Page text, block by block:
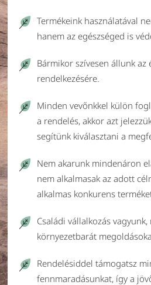
Termékeink használatával
hanem az egészséged is
Bármikor szívesen állunk az
rendelkezésére.
Minden vevőnkkel külön
a rendelés, akkor azt
segítünk kiválasztani a
Nem akarunk mindenáron
nem alkalmasak az adott
alkalmas konkurens
Családi vállalkozás
környezetbarát
Rendelésiddel támogatsz
fennmaradásunkat, így a